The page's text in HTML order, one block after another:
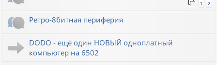
1 2
Ретро-8битная периферия
DODO - ещё один НОВЫЙ одноплатный
компьютер на 6502